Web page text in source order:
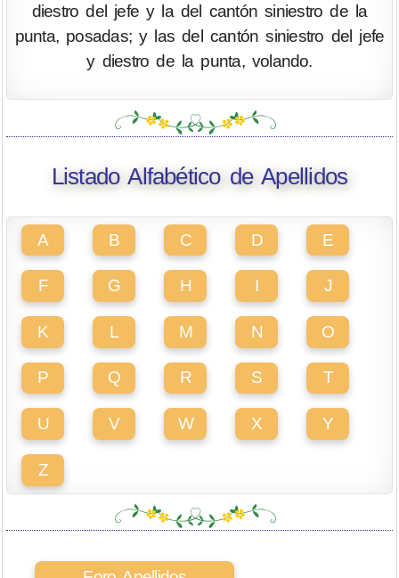
diestro del jefe y la del cantón siniestro de la
punta, posadas; y las del cantón siniestro del jefe
y diestro de la punta, volando.
Listado Alfabético de Apellidos
A B C D E
F G H I J
K L M N O
P Q R S T
U V W X Y
Z